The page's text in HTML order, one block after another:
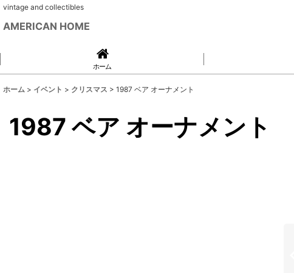
vintage and collectibles
AMERICAN HOME
ホーム
ホーム > イベント > クリスマス > 1987 ベア オーナメント
1987 ベア オーナメント